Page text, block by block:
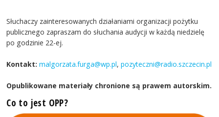
Słuchaczy zainteresowanych działaniami organizacji pożytku
publicznego zapraszam do słuchania audycji w każdą niedzielę
po godzinie 22-ej.
Kontakt: malgorzata.furga@wp.pl,pozyteczni@radio.szczecin.pl
Opublikowane materiały chronione są prawem autorskim.
Co to jest OPP?